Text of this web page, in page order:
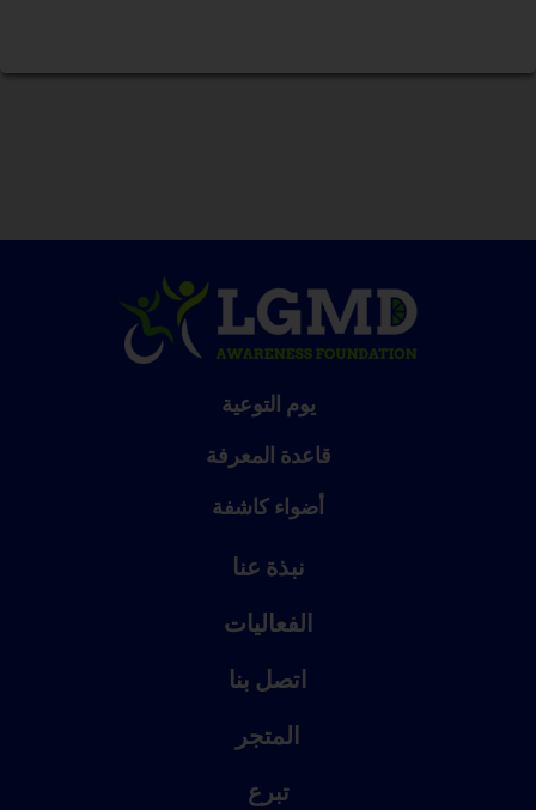
يوم التوعية
قاعدة المعرفة
أضواء كاشفة
نبذة عنا
الفعاليات
اتصل بنا
المتجر
تبرع